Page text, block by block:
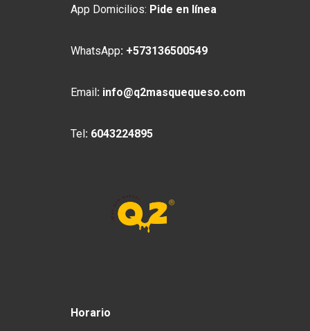
App Domicilios: Pide en línea
WhatsApp: +573136500549
Email: info@q2masquequeso.com
Tel: 6043224895
Horario